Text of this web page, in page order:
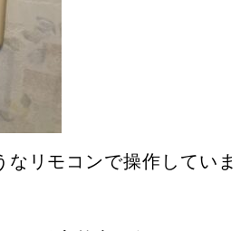
なリモコンで操作していま